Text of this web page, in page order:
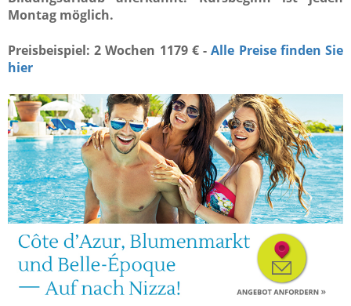
Montag möglich.
Preisbeispiel: 2 Wochen 1179 € -Alle Preise finden Sie
hier